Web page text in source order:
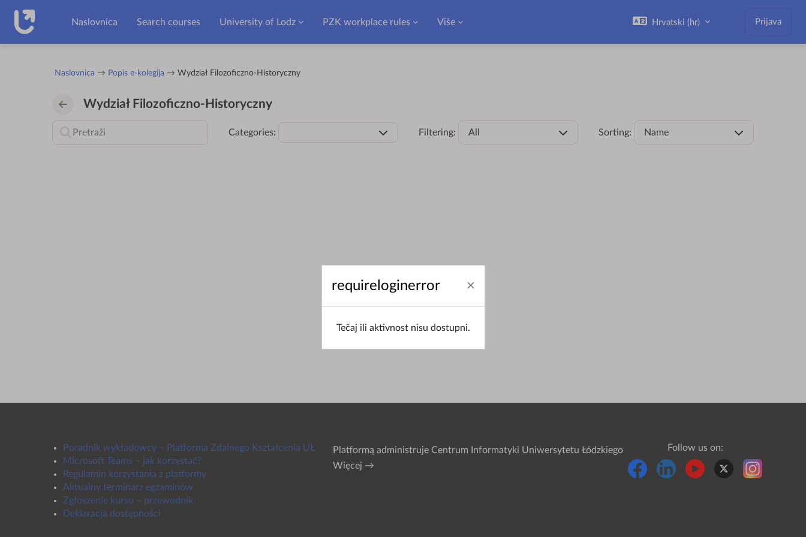
Naslovnica
Search courses University of Lodz PZK workplace rules Više Hrvatski ‎(hr)‎ Prijava
Naslovnica Popis e-kolegija Wydział Filozoficzno-Historyczny
Wydział Filozoficzno-Historyczny
Categories: Filtering: All Sorting: Name
Poradnik wykładowcy – Platforma Zdalnego Kształcenia UŁ
Microsoft Teams – jak korzystać?
Regulamin korzystania z platformy
Aktualny terminarz egzaminów
Zgłoszenie kursu – przewodnik
Deklaracja dostępności
Platformą administruje Centrum Informatyki Uniwersytetu Łódzkiego
Więcej →
Follow us on:
requireloginerror
Tečaj ili aktivnost nisu dostupni.